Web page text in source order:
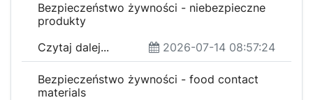
Bezpieczeństwo żywności - niebezpieczne
produkty
Czytaj dalej...
2026-07-14 08:57:24
Bezpieczeństwo żywności - food contact
materials